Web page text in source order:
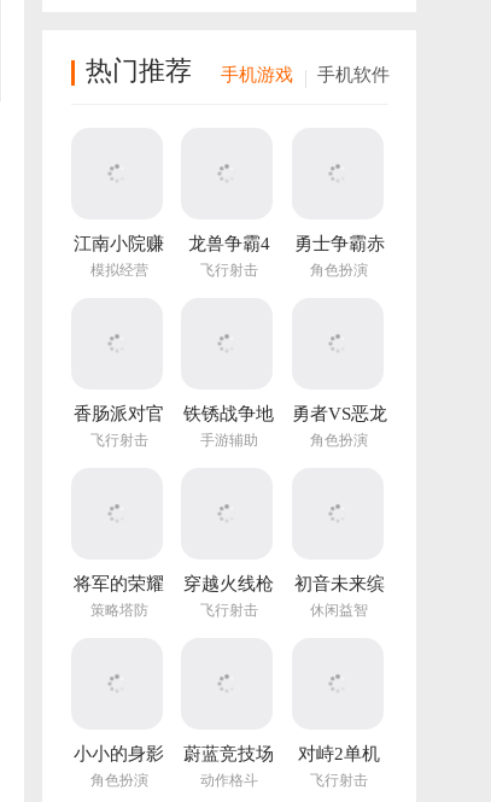
热门推荐 手机游戏 手机软件
江南小院赚
钱游戏
模拟经营
龙兽争霸4
手游
飞行射击
勇士争霸赤
胆联盟
角色扮演
香肠派对官
方正版
飞行射击
铁锈战争地
图编辑器中
手游辅助
勇者VS恶龙
手游
角色扮演
将军的荣耀
3官方正版
策略塔防
穿越火线枪
战王者体验
飞行射击
初音未来缤
纷舞台国服
休闲益智
小小的身影
重叠的内心
角色扮演
蔚蓝竞技场
手机版
动作格斗
对峙2单机
版手游
飞行射击